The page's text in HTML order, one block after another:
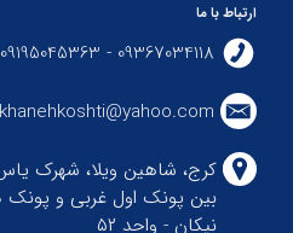
ارتباط با ما
09367034118 - 09195045363
khanehkoshti@yahoo.com
کرج، شاهین ویلا، شهرک
بین پونک اول غربی و
نیکان - واحد ۵۲